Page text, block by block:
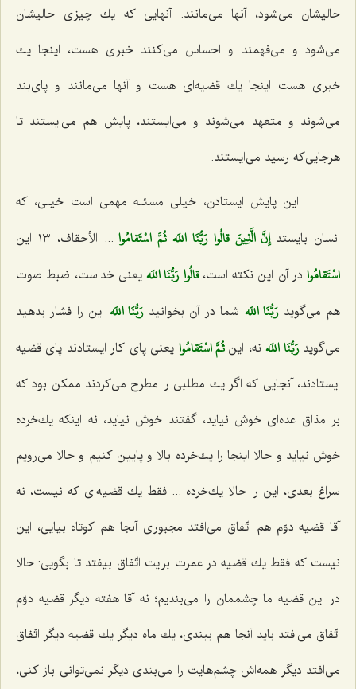
حالیشان می‌شود، آنها می‌مانند. آنهایی كه یك چیزی حالیشان
می‌شود و می‌فهمند و احساس می‌كنند خبری هست، اینجا یك
خبری هست اینجا یك قضیه‌ای هست و آنها می‌مانند و پای‌بند
می‌شوند و متعهد می‌شوند و می‌ایستند، پایش هم می‌ایستند تا
هرجایی‌كه رسید می‌ایستند.
این پایش ایستادن، خیلی مسئله مهمی است خیلی، كه
انسان بایستد إِنَّ الَّذِينَ قالُوا رَبُّنَا اللَه ثُمَّ اسْتَقامُوا ... الأحقاف، ١٣ این‌
اسْتَقامُوا در آن این نكته است، قالُوا رَبُّنَا اللَه‌ یعنی خداست، ضبط صوت
هم می‌گوید رَبُّنَا اللَه‌ شما در آن بخوانید رَبُّنَا اللَه‌ این را فشار بدهید
می‌گوید رَبُّنَا اللَه‌نه، این‌ ثُمَّ اسْتَقامُوا یعنی پای كار ایستادند پای قضیه
ایستادند، آنجایی كه اگر یك مطلبی را مطرح می‌كردند ممكن بود كه
بر مذاق عده‌ای خوش نیاید، گفتند خوش نیاید، نه اینكه یك‌خرده
خوش نیاید و حالا اینجا را یك‌خرده بالا و پایین كنیم و حالا می‌رویم
سراغ بعدی، این را حالا یك‌خرده ... فقط یك قضیه‌ای كه نیست، نه
آقا قضیه دوّم هم اتّفاق می‌افتد مجبوری آنجا هم كوتاه بیایی، این
نیست كه فقط یك قضیه در عمرت برایت اتّفاق بیفتد تا بگویی: حالا
در این قضیه ما چشممان را می‌بندیم؛ نه آقا هفته دیگر قضیه دوّم
اتّفاق می‌افتد باید آنجا هم ببندی، یك ماه دیگر یك قضیه دیگر اتّفاق
می‌افتد دیگر همه‌اش چشم‌هایت را می‌بندی دیگر نمی‌توانی باز كنی،